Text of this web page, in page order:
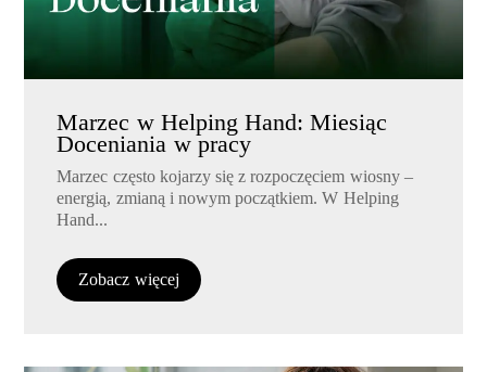
Marzec w Helping Hand: Miesiąc
Doceniania w pracy
Marzec często kojarzy się z rozpoczęciem wiosny –
energią, zmianą i nowym początkiem. W Helping
Hand...
Zobacz więcej